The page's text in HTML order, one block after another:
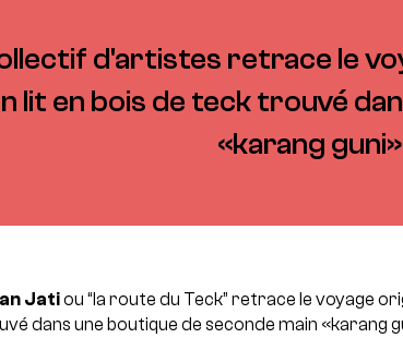
d'artistes retrace le
lit en bois de teck trouvé
«karang
Jatiou “la route du Teck” retrace le voyage
dans une boutique de seconde main «karang